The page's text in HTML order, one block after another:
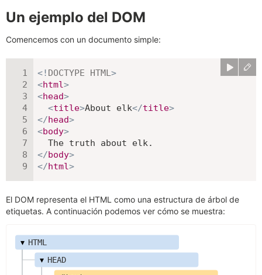
Un ejemplo del DOM
Comencemos con un documento simple:
<! DOCTYPE HTML>
<html>
<head>
<title>About elk</title>
</head>
<body>
</body>
</html>
El DOM representa el HTML como una estructura de árbol de
etiquetas. A continuación podemos ver cómo se muestra:
▾ HTML
▾ HEAD